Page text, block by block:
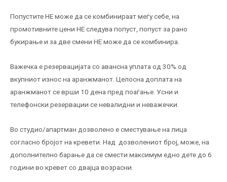
Попустите НЕ можe да се комбинираат меѓу себе, на
промотивните цени НЕ следува попуст, попуст за рано
букирање и за две смени НЕ може да се комбинира.
Важечка е резервацијата со авансна уплата од 30% од
вкупниот износ на аранжманот. Целосна доплата на
аранжманот се врши 10 дена пред поаѓање. Усни и
телефонски резервации се невалидни и неважечки.
Во студио/апартман дозволено е сместување на лица
согласно бројот на кревети. Над дозволениот број, може, на
дополнително барање да се смести максимум едно дете до 6
години во кревет со двајца возрасни.